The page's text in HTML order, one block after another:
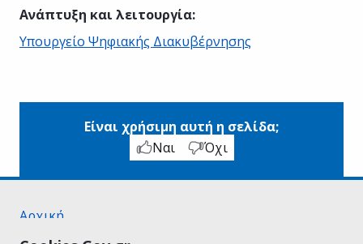
Ανάπτυξη και λειτουργία:
Υπουργείο Ψηφιακής Διακυβέρνησης
Είναι χρήσιμη αυτή η σελίδα;
Ναι
Όχι
Αρχική